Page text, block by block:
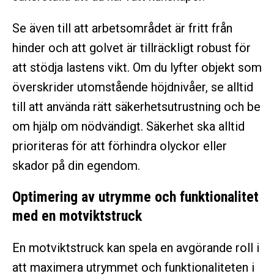
Se även till att arbetsområdet är fritt från
hinder och att golvet är tillräckligt robust för
att stödja lastens vikt. Om du lyfter objekt som
överskrider utomstående höjdnivåer, se alltid
till att använda rätt säkerhetsutrustning och be
om hjälp om nödvändigt. Säkerhet ska alltid
prioriteras för att förhindra olyckor eller
skador på din egendom.
Optimering av utrymme och funktionalitet
med en motviktstruck
En motviktstruck kan spela en avgörande roll i
att maximera utrymmet och funktionaliteten i